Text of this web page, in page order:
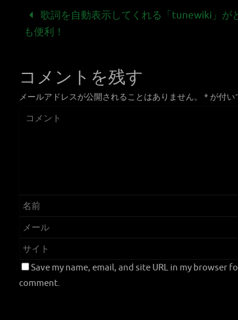
歌詞を自動表示してくれる「tunewiki」が
も便利！
コメントを残す
メールアドレスが公開されることはありません。 * が付い
Save my name, email, and site URL in my browser
comment.